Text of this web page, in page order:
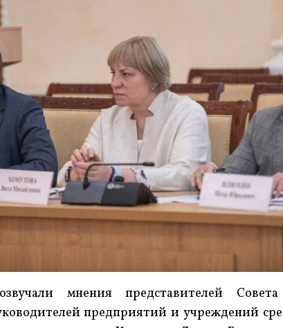
мнения представителей
предприятий и учреждений